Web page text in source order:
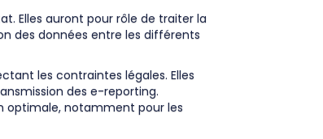
Elles auront pour rôle de traiter la
des données entre les différents
les contraintes légales. Elles
des e-reporting.
optimale, notamment pour les